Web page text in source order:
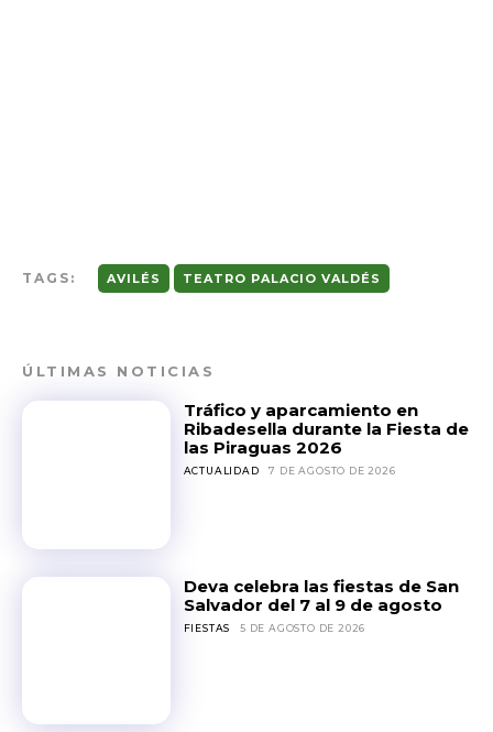
TAGS: AVILÉS TEATRO PALACIO VALDÉS
ÚLTIMAS NOTICIAS
Tráfico y aparcamiento en
Ribadesella durante la Fiesta de
las Piraguas 2026
ACTUALIDAD 7 DE AGOSTO DE 2026
Deva celebra las fiestas de San
Salvador del 7 al 9 de agosto
FIESTAS 5 DE AGOSTO DE 2026